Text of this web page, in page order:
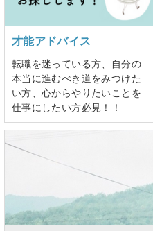
才能アドバイス
転職を迷っている方、自分の
本当に進むべき道をみつけた
い方、心からやりたいことを
仕事にしたい方必見！！